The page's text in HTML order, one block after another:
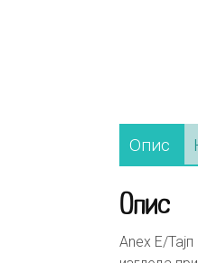
Опис
Опис
Anex Е/